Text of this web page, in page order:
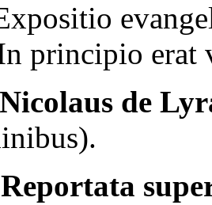
principio erat
Nicolaus de
.
Reportata